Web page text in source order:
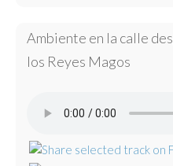
Ambiente en la calle
los Reyes Magos